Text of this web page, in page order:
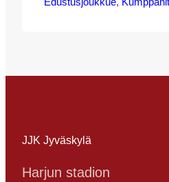
raikasta juomavettä
yhteistuumin ja -voimin
vesijohtoveden –
Edustusjoukkue, Kumppanit
JJK Jyväskylä
Harjun stadion